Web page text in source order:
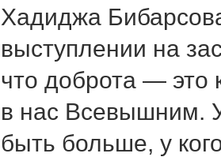
Хадиджа
выступлении на
что доброта — это
в нас Всевышним.
быть больше, у